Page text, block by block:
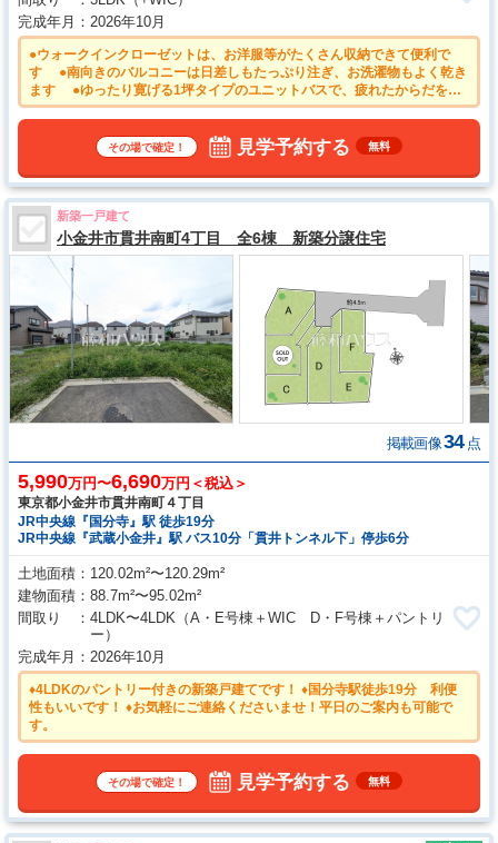
完成年月
2026年10月
●ウォークインクローゼットは、お洋服等がたくさん収納できて便利で
す ●南向きのバルコニーは日差しもたっぷり注ぎ、お洗濯物もよく乾き
ます ●ゆったり寛げる1坪タイプのユニットバスで、疲れたからだを癒
してあげて下さい ●幼い子供がいると汚れものが多く、いつでも洗濯物を
対面キッチン ●使いやすくスタイリッシュなシステムキッチン
その場で確定！ 見学予約する 無料
新築一戸建て
小金井市貫井南町4丁目 全6棟 新築分譲住宅
掲載画像34 点
5,990万円〜6,690万円＜税込＞
東京都小金井市貫井南町４丁目
JR中央線『国分寺』駅 徒歩19分
JR中央線『武蔵小金井』駅 バス10分「貫井トンネル下」停歩6分
土地面積
120.02m²〜120.29m²
建物面積
88.7m²〜95.02m²
間取り
4LDK〜4LDK （A・E号棟＋WIC D・F号棟＋パントリ
ー）
完成年月
2026年10月
♦4LDKのパントリー付きの新築戸建てです！ ♦国分寺駅徒歩19分 利便
性もいいです！ ♦お気軽にご連絡くださいませ！平日のご案内も可能で
す。
その場で確定！ 見学予約する 無料